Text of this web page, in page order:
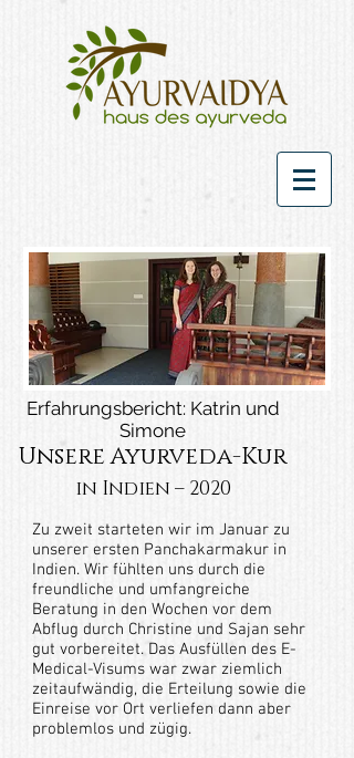
Erfahrungsbericht: Katrin und
Simone
Unsere Ayurveda-Kur
in Indien – 2020
Zu zweit starteten wir im Januar zu
unserer ersten Panchakarmakur in
Indien. Wir fühlten uns durch die
freundliche und umfangreiche
Beratung in den Wochen vor dem
Abflug durch Christine und Sajan sehr
gut vorbereitet. Das Ausfüllen des E-
Medical-Visums war zwar ziemlich
zeitaufwändig, die Erteilung sowie die
Einreise vor Ort verliefen dann aber
problemlos und zügig.